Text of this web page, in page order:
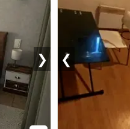
❯ ❮